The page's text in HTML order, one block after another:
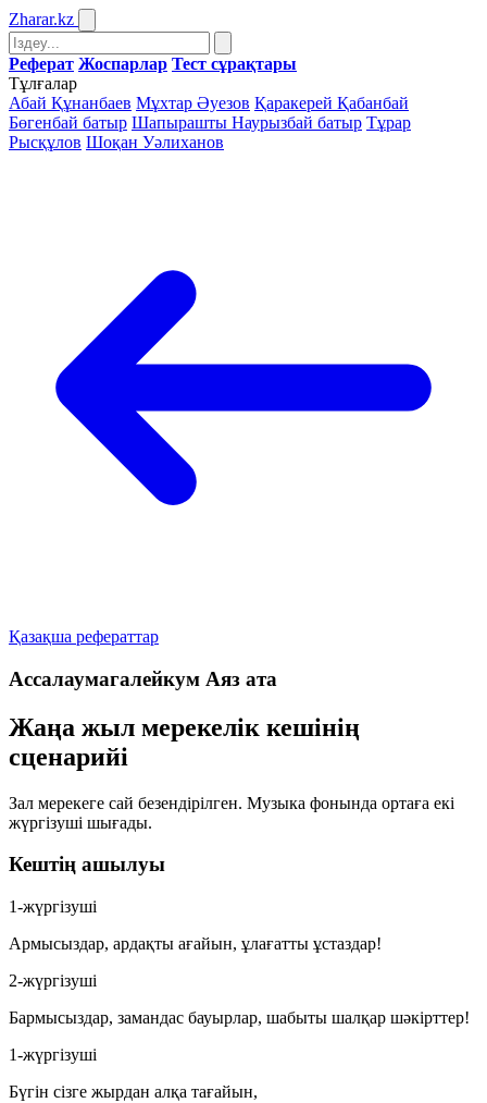
Zharar.kz
Реферат Жоспарлар Тест сұрақтары
Тұлғалар
Абай Құнанбаев Мұхтар Әуезов Қаракерей Қабанбай
Бөгенбай батыр Шапырашты Наурызбай батыр Тұрар
Рысқұлов Шоқан Уәлиханов
Қазақша рефераттар
Ассалаумагалейкум Аяз ата
Жаңа жыл мерекелік кешінің
сценарийі
Зал мерекеге сай безендірілген. Музыка фонында ортаға екі
жүргізуші шығады.
Кештің ашылуы
1-жүргізуші
Армысыздар, ардақты ағайын, ұлағатты ұстаздар!
2-жүргізуші
Бармысыздар, замандас бауырлар, шабыты шалқар шәкірттер!
1-жүргізуші
Бүгін сізге жырдан алқа тағайын,